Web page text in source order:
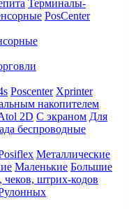
Терминалы-
PosCenter
Poscenter Xprinter
накопителем
2D С экраном Для
беспроводные
Металлические
Маленькие Большие
чеков, штрих-кодов